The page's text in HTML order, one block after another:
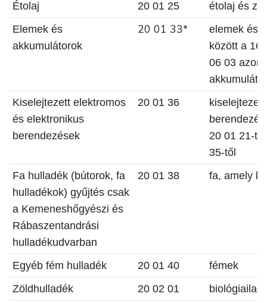
Étolaj
20 01 25
étolaj és
Elemek és
akkumulátorok
20 01 33*
elemek és
között a 16
06 03
Kiselejtezett elektromos
és elektronikus
berendezések
20 01 36
20 01 21-
35-től
Fa hulladék (bútorok, fa
hulladékok) gyűjtés csak
a Kemeneshőgyészi és
Rábaszentandrási
hulladékudvarban
20 01 38 fa, amely
Egyéb fém hulladék 20 01 40
fémek
Zöldhulladék
20 02 01
biológiailag